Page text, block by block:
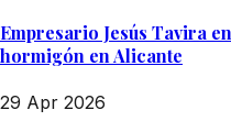
Empresario Jesús Tavira
hormigón en Alicante
29 Apr 2026